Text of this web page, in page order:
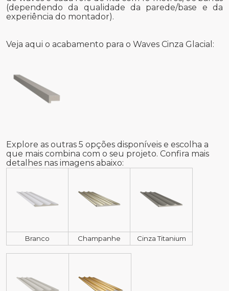
(dependendo da qualidade da parede/base e da
experiência do montador).
Veja aqui o acabamento para o Waves Cinza Glacial:
Explore as outras 5 opções disponíveis e escolha a
que mais combina com o seu projeto. Confira mais
detalhes nas imagens abaixo:
Branco Champanhe Cinza Titanium